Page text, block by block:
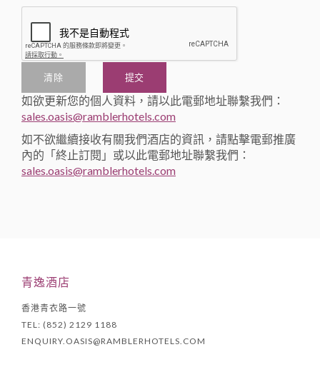
清除 提交
如欲更新您的個人資料，請以此電郵地址聯繫我們：
sales.oasis@ramblerhotels.com
如不欲繼續接收有關我們酒店的資訊，請點擊電郵推廣
內的「終止訂閱」或以此電郵地址聯繫我們：
sales.oasis@ramblerhotels.com
青逸酒店
香港青衣路一號
TEL: (852) 2129 1188
ENQUIRY.OASIS@RAMBLERHOTELS.COM